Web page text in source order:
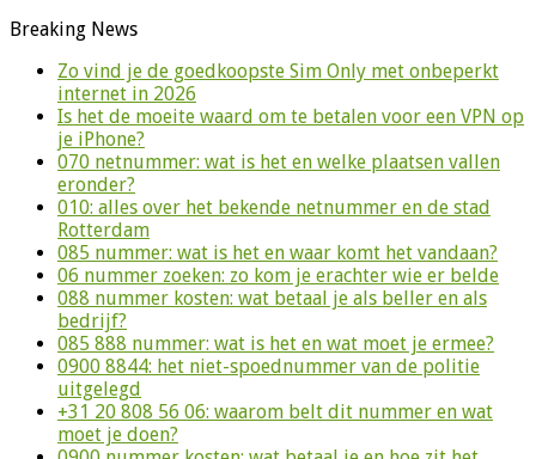
Breaking News
Zo vind je de goedkoopste Sim Only met onbeperkt
internet in 2026
Is het de moeite waard om te betalen voor een VPN op
je iPhone?
070 netnummer: wat is het en welke plaatsen vallen
eronder?
010: alles over het bekende netnummer en de stad
Rotterdam
085 nummer: wat is het en waar komt het vandaan?
06 nummer zoeken: zo kom je erachter wie er belde
088 nummer kosten: wat betaal je als beller en als
bedrijf?
085 888 nummer: wat is het en wat moet je ermee?
0900 8844: het niet-spoednummer van de politie
uitgelegd
+31 20 808 56 06: waarom belt dit nummer en wat
moet je doen?